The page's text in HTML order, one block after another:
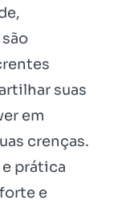
são
suas
em
crenças.
prática
e